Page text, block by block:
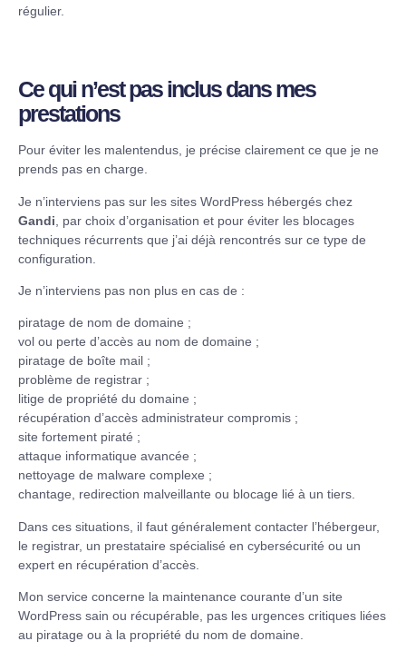
régulier.
Ce qui n’est pas inclus dans mes
prestations
Pour éviter les malentendus, je précise clairement ce que je ne
prends pas en charge.
Je n’interviens pas sur les sites WordPress hébergés chez
Gandi , par choix d’organisation et pour éviter les blocages
techniques récurrents que j’ai déjà rencontrés sur ce type de
configuration.
Je n’interviens pas non plus en cas de :
piratage de nom de domaine ;
vol ou perte d’accès au nom de domaine ;
piratage de boîte mail ;
problème de registrar ;
litige de propriété du domaine ;
récupération d’accès administrateur compromis ;
site fortement piraté ;
attaque informatique avancée ;
nettoyage de malware complexe ;
chantage, redirection malveillante ou blocage lié à un tiers.
Dans ces situations, il faut généralement contacter l’hébergeur,
le registrar, un prestataire spécialisé en cybersécurité ou un
expert en récupération d’accès.
Mon service concerne la maintenance courante d’un site
WordPress sain ou récupérable, pas les urgences critiques liées
au piratage ou à la propriété du nom de domaine.